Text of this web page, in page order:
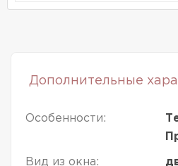
Дополнительные
Особенности:
Вид из окна: